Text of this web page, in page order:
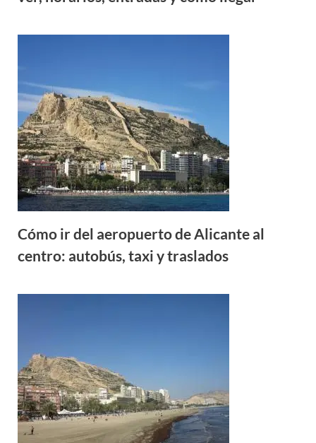
Cómo ir del aeropuerto de Alicante al
centro: autobús, taxi y traslados